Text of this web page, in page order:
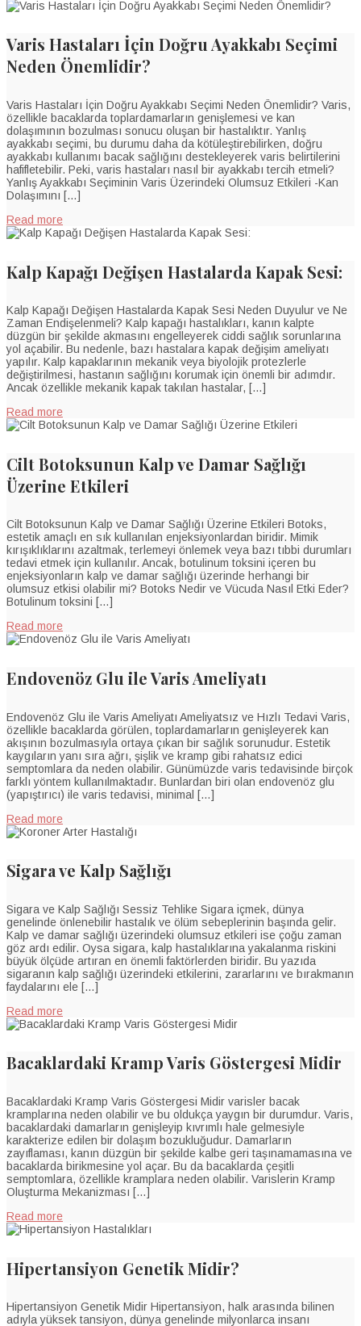
Varis Hastaları İçin Doğru Ayakkabı Seçimi
Neden Önemlidir?
Varis Hastaları İçin Doğru Ayakkabı Seçimi Neden Önemlidir? Varis,
özellikle bacaklarda toplardamarların genişlemesi ve kan
dolaşımının bozulması sonucu oluşan bir hastalıktır. Yanlış
ayakkabı seçimi, bu durumu daha da kötüleştirebilirken, doğru
ayakkabı kullanımı bacak sağlığını destekleyerek varis belirtilerini
hafifletebilir. Peki, varis hastaları nasıl bir ayakkabı tercih etmeli?
Yanlış Ayakkabı Seçiminin Varis Üzerindeki Olumsuz Etkileri -Kan
Dolaşımını […]
Read more
Kalp Kapağı Değişen Hastalarda Kapak Sesi:
Kalp Kapağı Değişen Hastalarda Kapak Sesi Neden Duyulur ve Ne
Zaman Endişelenmeli? Kalp kapağı hastalıkları, kanın kalpte
düzgün bir şekilde akmasını engelleyerek ciddi sağlık sorunlarına
yol açabilir. Bu nedenle, bazı hastalara kapak değişim ameliyatı
yapılır. Kalp kapaklarının mekanik veya biyolojik protezlerle
değiştirilmesi, hastanın sağlığını korumak için önemli bir adımdır.
Ancak özellikle mekanik kapak takılan hastalar, […]
Read more
Cilt Botoksunun Kalp ve Damar Sağlığı
Üzerine Etkileri
Cilt Botoksunun Kalp ve Damar Sağlığı Üzerine Etkileri Botoks,
estetik amaçlı en sık kullanılan enjeksiyonlardan biridir. Mimik
kırışıklıklarını azaltmak, terlemeyi önlemek veya bazı tıbbi durumları
tedavi etmek için kullanılır. Ancak, botulinum toksini içeren bu
enjeksiyonların kalp ve damar sağlığı üzerinde herhangi bir
olumsuz etkisi olabilir mi? Botoks Nedir ve Vücuda Nasıl Etki Eder?
Botulinum toksini […]
Read more
Endovenöz Glu ile Varis Ameliyatı
Endovenöz Glu ile Varis Ameliyatı Ameliyatsız ve Hızlı Tedavi Varis,
özellikle bacaklarda görülen, toplardamarların genişleyerek kan
akışının bozulmasıyla ortaya çıkan bir sağlık sorunudur. Estetik
kaygıların yanı sıra ağrı, şişlik ve kramp gibi rahatsız edici
semptomlara da neden olabilir. Günümüzde varis tedavisinde birçok
farklı yöntem kullanılmaktadır. Bunlardan biri olan endovenöz glu
(yapıştırıcı) ile varis tedavisi, minimal […]
Read more
Sigara ve Kalp Sağlığı
Sigara ve Kalp Sağlığı Sessiz Tehlike Sigara içmek, dünya
genelinde önlenebilir hastalık ve ölüm sebeplerinin başında gelir.
Kalp ve damar sağlığı üzerindeki olumsuz etkileri ise çoğu zaman
göz ardı edilir. Oysa sigara, kalp hastalıklarına yakalanma riskini
büyük ölçüde artıran en önemli faktörlerden biridir. Bu yazıda
sigaranın kalp sağlığı üzerindeki etkilerini, zararlarını ve bırakmanın
faydalarını ele […]
Read more
Bacaklardaki Kramp Varis Göstergesi Midir
Bacaklardaki Kramp Varis Göstergesi Midir varisler bacak
kramplarına neden olabilir ve bu oldukça yaygın bir durumdur. Varis,
bacaklardaki damarların genişleyip kıvrımlı hale gelmesiyle
karakterize edilen bir dolaşım bozukluğudur. Damarların
zayıflaması, kanın düzgün bir şekilde kalbe geri taşınamamasına ve
bacaklarda birikmesine yol açar. Bu da bacaklarda çeşitli
semptomlara, özellikle kramplara neden olabilir. Varislerin Kramp
Oluşturma Mekanizması […]
Read more
Hipertansiyon Genetik Midir?
Hipertansiyon Genetik Midir Hipertansiyon, halk arasında bilinen
adıyla yüksek tansiyon, dünya genelinde milyonlarca insanı